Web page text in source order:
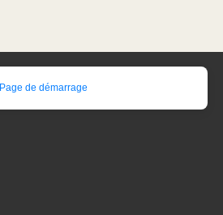
Page de démarrage